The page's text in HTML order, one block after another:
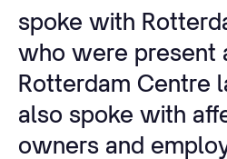
spoke with
who were present
Rotterdam Centre
also spoke with
owners and